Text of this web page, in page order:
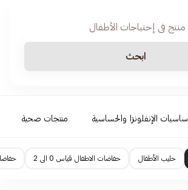
ابحث
أساسيات الإنفلونزا والحساسية منتجات صحية
حليب الأطفال حفاضات الاطفال قياس 0 الى 2